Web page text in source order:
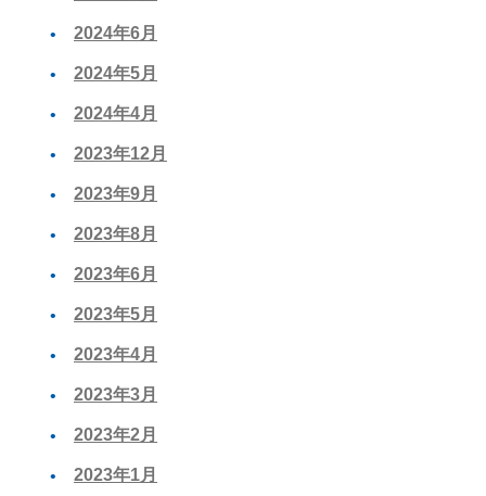
2024年6月
2024年5月
2024年4月
2023年12月
2023年9月
2023年8月
2023年6月
2023年5月
2023年4月
2023年3月
2023年2月
2023年1月